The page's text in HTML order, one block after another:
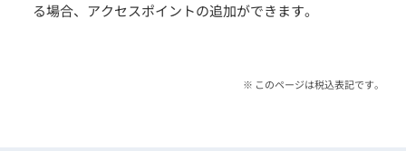
る場合、アクセスポイントの追加ができます。
※ このページは税込表記です。